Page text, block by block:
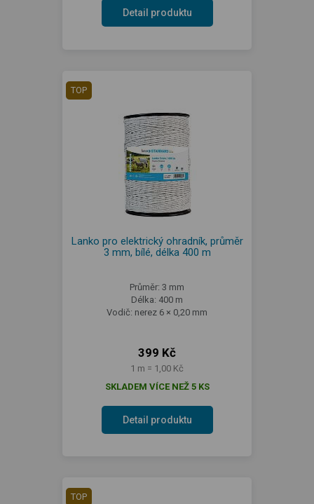
Detail produktu
TOP
Lanko pro elektrický ohradník, průměr
3 mm, bílé, délka 400 m
Průměr: 3 mm
Délka: 400 m
Vodič: nerez 6 × 0,20 mm
399 Kč
1 m = 1,00 Kč
SKLADEM VÍCE NEŽ 5 KS
Detail produktu
TOP